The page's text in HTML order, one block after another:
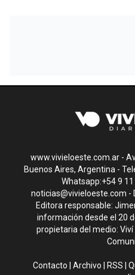
www.vivieloeste.com.ar -
Buenos Aires, Argentina -
Whatsapp:+54 9
noticias@vivieloeste.com -
Editora responsable:
información desde el 20
propietaria del medio:
Contacto |Archivo RSS |